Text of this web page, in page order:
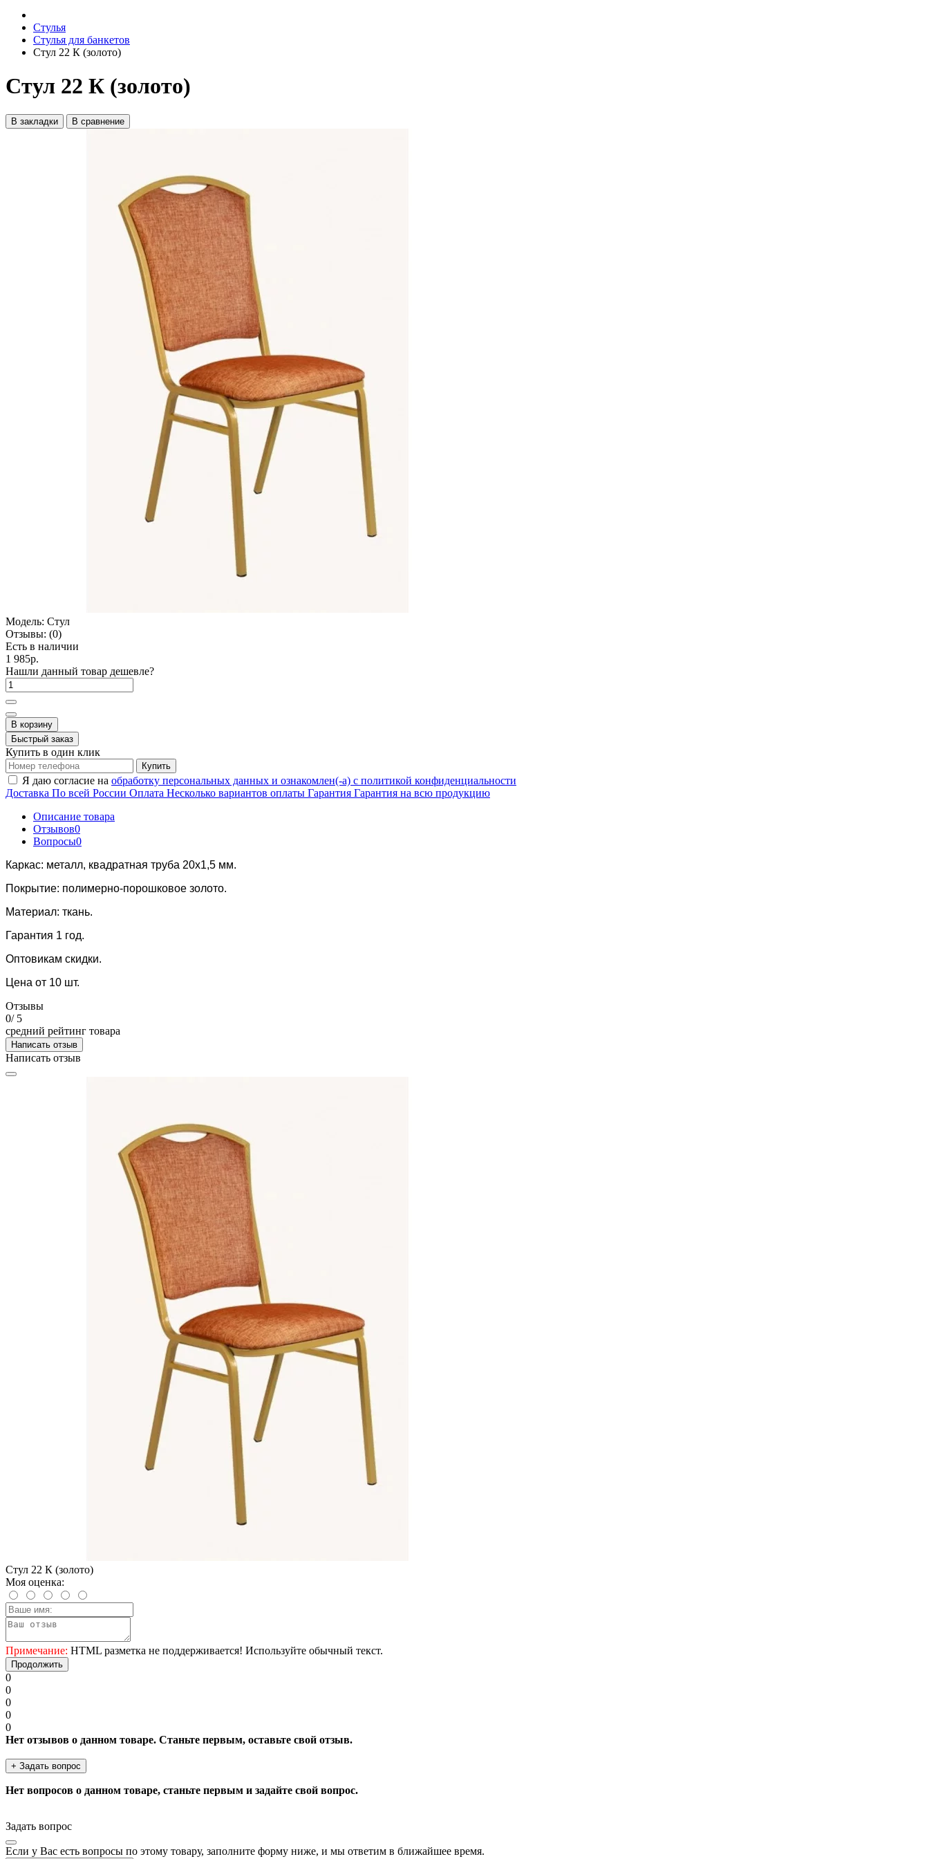
Стулья
Стулья для банкетов
Стул 22 К (золото)
Стул 22 К (золото)
В закладки В сравнение
Модель: Стул
Отзывы: (0)
Есть в наличии
1 985р.
Нашли данный товар дешевле?
В корзину
Быстрый заказ
Купить в один клик
Купить
Я даю согласие на обработку персональных данных и ознакомлен(-а) с политикой конфиденциальности
Доставка По всей России Оплата Несколько вариантов оплаты Гарантия Гарантия на всю продукцию
Описание товара
Отзывов0
Вопросы0
Каркас: металл, квадратная труба 20х1,5 мм.
Покрытие: полимерно-порошковое золото.
Материал: ткань.
Гарантия 1 год.
Оптовикам скидки.
Цена от 10 шт.
Отзывы
0/ 5
средний рейтинг товара
Написать отзыв
Написать отзыв
Стул 22 К (золото)
Моя оценка:
Примечание: HTML разметка не поддерживается! Используйте обычный текст.
Продолжить
0
0
0
0
0
Нет отзывов о данном товаре. Станьте первым, оставьте свой отзыв.
+ Задать вопрос
Нет вопросов о данном товаре, станьте первым и задайте свой вопрос.
Задать вопрос
Если у Вас есть вопросы по этому товару, заполните форму ниже, и мы ответим в ближайшее время.